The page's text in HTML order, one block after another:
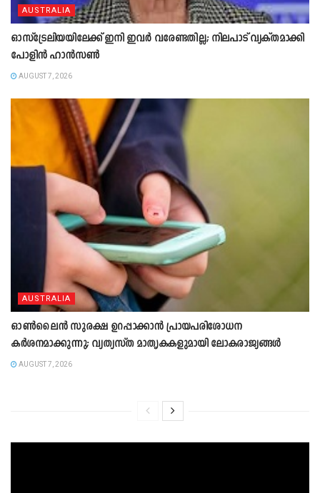
AUSTRALIA
ഓസ്‌ട്രേലിയയിലേക്ക് ഇനി ഇവർ വരേണ്ടതില്ല; നിലപാട് വ്യക്തമാക്കി
പോളിൻ ഹാൻസൺ
AUGUST 7, 2026
AUSTRALIA
ഓൺലൈൻ സുരക്ഷ ഉറപ്പാക്കാൻ പ്രായപരിശോധന
കർശനമാക്കുന്നു; വ്യത്യസ്ത മാതൃകകളുമായി ലോകരാജ്യങ്ങൾ
AUGUST 7, 2026